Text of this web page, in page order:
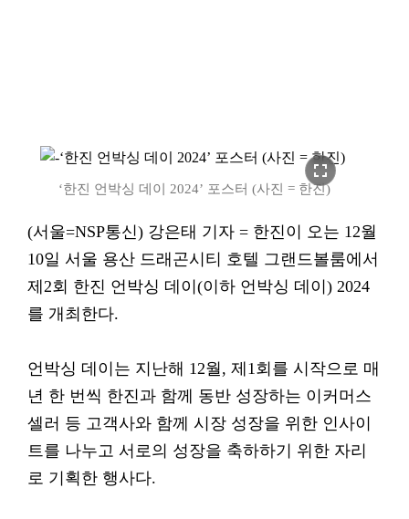
fullscreen
‘한진 언박싱 데이 2024’ 포스터 (사진 = 한진)
(서울=NSP통신) 강은태 기자 = 한진이 오는 12월
10일 서울 용산 드래곤시티 호텔 그랜드볼룸에서
제2회 한진 언박싱 데이(이하 언박싱 데이) 2024
를 개최한다.
언박싱 데이는 지난해 12월, 제1회를 시작으로 매
년 한 번씩 한진과 함께 동반 성장하는 이커머스
셀러 등 고객사와 함께 시장 성장을 위한 인사이
트를 나누고 서로의 성장을 축하하기 위한 자리
로 기획한 행사다.